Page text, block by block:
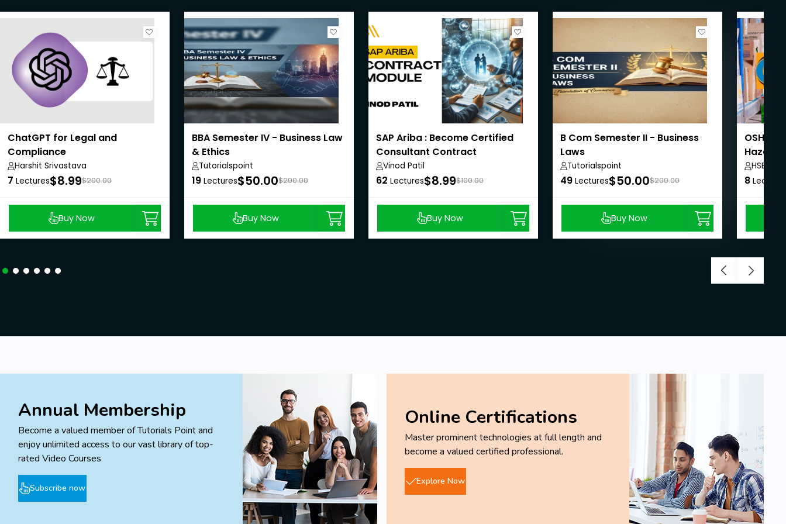
ChatGPT for Legal and
Compliance
Harshit Srivastava
7 Lectures$8.99$200.00
Buy Now
BBA Semester IV - Business Law
& Ethics
Tutorialspoint
19 Lectures$50.00$200.00
Buy Now
SAP Ariba : Become Certified
Consultant Contract
Management
Vinod Patil
62 Lectures$8.99$100.00
Buy Now
B Com Semester II - Business
Laws
Tutorialspoint
49 Lectures$50.00$200.00
Buy Now
OSHA
HSE-Q
8 Lectures
Annual Membership
Become a valued member of Tutorials Point and
enjoy unlimited access to our vast library of top-
rated Video Courses
Subscribe now
Online Certifications
Master prominent technologies at full length and
become a valued certified professional.
Explore Now